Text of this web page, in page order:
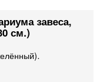
завеса,
см.)